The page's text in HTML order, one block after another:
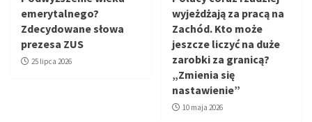
emerytalnego?
Zdecydowane słowa
prezesa ZUS
25 lipca 2026
wyjeżdżają za pracą na
Zachód. Kto może
jeszcze liczyć na duże
zarobki za granicą?
„Zmienia się
nastawienie”
10 maja 2026